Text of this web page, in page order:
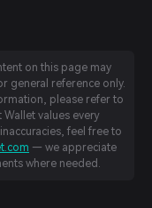
on this page may
general reference only.
please refer to
values every
feel free to
— we appreciate
where needed.